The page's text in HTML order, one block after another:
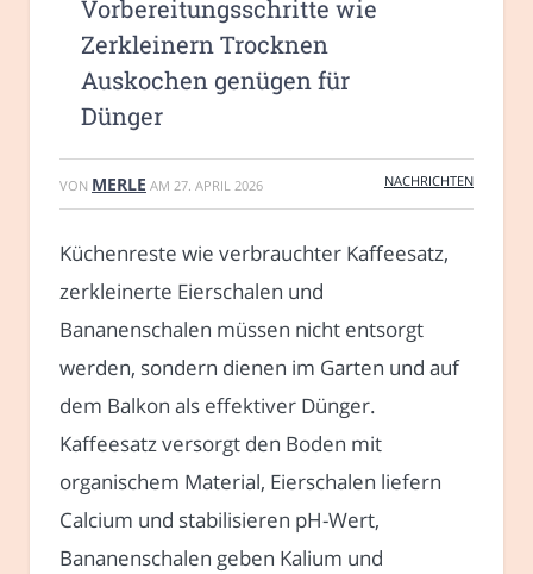
Vorbereitungsschritte wie
Zerkleinern Trocknen
Auskochen genügen für
Dünger
VON MERLE AM 27. APRIL 2026 NACHRICHTEN
Küchenreste wie verbrauchter Kaffeesatz,
zerkleinerte Eierschalen und
Bananenschalen müssen nicht entsorgt
werden, sondern dienen im Garten und auf
dem Balkon als effektiver Dünger.
Kaffeesatz versorgt den Boden mit
organischem Material, Eierschalen liefern
Calcium und stabilisieren pH-Wert,
Bananenschalen geben Kalium und